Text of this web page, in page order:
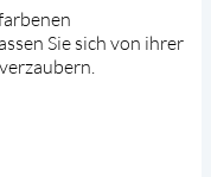
Sie sich von ihrer